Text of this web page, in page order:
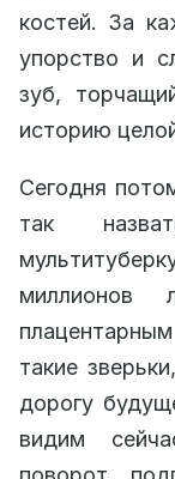
костей. За
упорство и
зуб,
историю
Сегодня
так
миллионов
такие
дорогу
видим